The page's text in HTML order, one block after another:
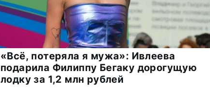
«Всё, потеряла я мужа»: Ивлеева
подарила Филиппу Бегаку дорогущую
лодку за 1,2 млн рублей